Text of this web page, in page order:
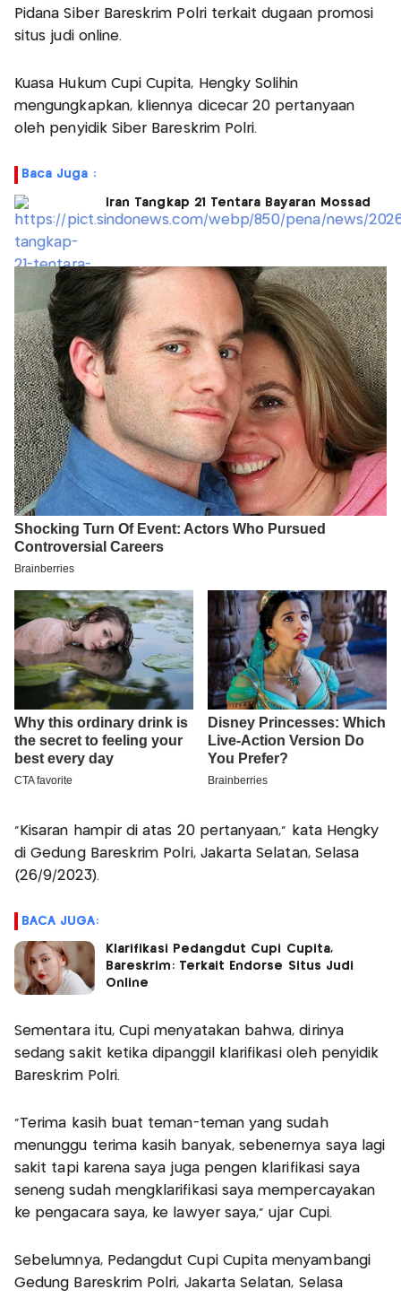
Pidana Siber Bareskrim Polri terkait dugaan promosi
situs judi online.
Kuasa Hukum Cupi Cupita, Hengky Solihin
mengungkapkan, kliennya dicecar 20 pertanyaan
oleh penyidik Siber Bareskrim Polri.
Baca Juga :
Iran Tangkap 21 Tentara Bayaran Mossad
"Kisaran hampir di atas 20 pertanyaan," kata Hengky
di Gedung Bareskrim Polri, Jakarta Selatan, Selasa
(26/9/2023).
BACA JUGA:
Klarifikasi Pedangdut Cupi Cupita,
Bareskrim: Terkait Endorse Situs Judi
Online
Sementara itu, Cupi menyatakan bahwa, dirinya
sedang sakit ketika dipanggil klarifikasi oleh penyidik
Bareskrim Polri.
"Terima kasih buat teman-teman yang sudah
menunggu terima kasih banyak, sebenernya saya lagi
sakit tapi karena saya juga pengen klarifikasi saya
seneng sudah mengklarifikasi saya mempercayakan
ke pengacara saya, ke lawyer saya," ujar Cupi.
Sebelumnya, Pedangdut Cupi Cupita menyambangi
Gedung Bareskrim Polri, Jakarta Selatan, Selasa